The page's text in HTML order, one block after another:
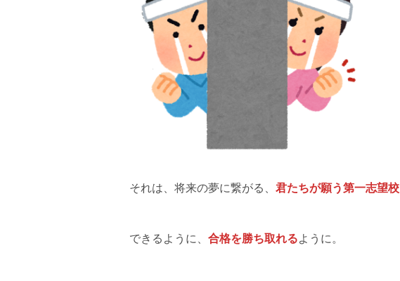
それは、将来の夢に繋がる、 君たちが願う第一志望校
できるように、 合格を勝ち取れるように。